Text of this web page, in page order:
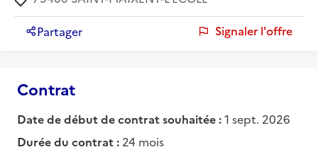
Partager Signaler l'offre
Contrat
Date de début de contrat souhaitée :1 sept. 2026
Durée du contrat : 24 mois